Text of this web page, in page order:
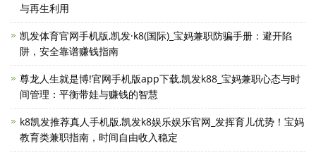
与再生利用
凯发体育官网手机版,凯发·k8(国际)_宝妈兼职防骗手册：避开陷
阱，安全靠谱赚钱指南
尊龙人生就是博!官网手机版app下载,凯发k88_宝妈兼职心态与时
间管理：平衡带娃与赚钱的智慧
k8凯发推荐真人手机版,凯发k8娱乐娱乐官网_发挥育儿优势！宝妈
教育类兼职指南，时间自由收入稳定